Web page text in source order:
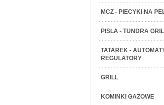
MCZ - PIECYKI NA
PISLA - TUNDRA
TATAREK -
REGULATORY
GRILL
KOMINKI GAZOWE